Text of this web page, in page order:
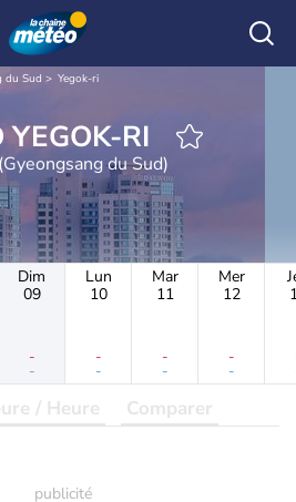
du Sud Yegok-ri
METEO YEGOK-RI
du Sud)
Dim
09
-
-
Lun
10
-
-
Mar
11
-
-
Mer
12
-
-
/ Heure Comparer